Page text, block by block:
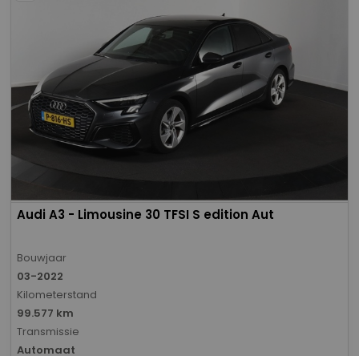
Audi A3 - Limousine 30 TFSI S edition Aut
Bouwjaar
03-2022
Kilometerstand
99.577 km
Transmissie
Automaat